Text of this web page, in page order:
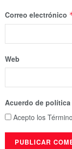
Correo electrónico
Web
Acuerdo de
Acepto los